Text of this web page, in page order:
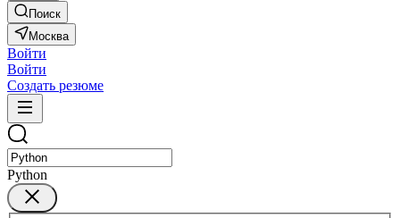
Поиск
Москва
Войти
Войти
Создать резюме
Python